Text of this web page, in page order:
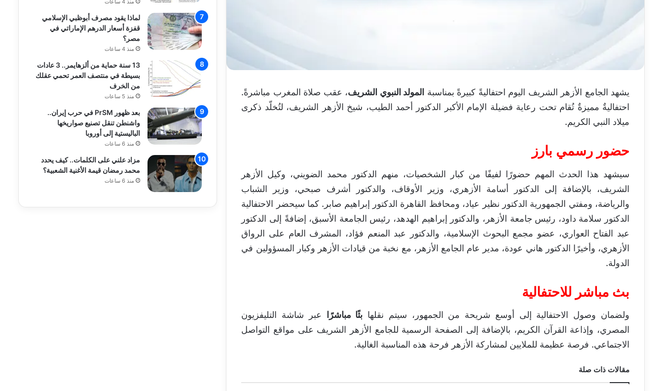
يشهد الجامع الأزهر الشريف اليوم احتفاليةً كبيرةً بمناسبة المولد النبوي الشريف، عقب صلاة المغرب مباشرةً.
احتفاليةٌ مميزةٌ تُقام تحت رعاية فضيلة الإمام الأكبر الدكتور أحمد الطيب، شيخ الأزهر الشريف، لتُخلّد ذكرى
ميلاد النبي الكريم.
حضور رسمي بارز
سيشهد هذا الحدث المهم حضورًا لفيفًا من كبار الشخصيات، منهم الدكتور محمد الضويني، وكيل الأزهر
الشريف، بالإضافة إلى الدكتور أسامة الأزهري، وزير الأوقاف، والدكتور أشرف صبحي، وزير الشباب
والرياضة، ومفتي الجمهورية الدكتور نظير عياد، ومحافظ القاهرة الدكتور إبراهيم صابر. كما سيحضر الاحتفالية
الدكتور سلامة داود، رئيس جامعة الأزهر، والدكتور إبراهيم الهدهد، رئيس الجامعة الأسبق، إضافةً إلى الدكتور
عبد الفتاح العواري، عضو مجمع البحوث الإسلامية، والدكتور عبد المنعم فؤاد، المشرف العام على الرواق
الأزهري، وأخيرًا الدكتور هاني عودة، مدير عام الجامع الأزهر، مع نخبة من قيادات الأزهر وكبار المسؤولين في
الدولة.
بث مباشر للاحتفالية
ولضمان وصول الاحتفالية إلى أوسع شريحة من الجمهور، سيتم نقلها بثًا مباشرًا
عبر شاشة التليفزيون
المصري، وإذاعة القرآن الكريم، بالإضافة إلى الصفحة الرسمية للجامع الأزهر الشريف على مواقع التواصل
الاجتماعي. فرصة عظيمة للملايين لمشاركة الأزهر فرحة هذه المناسبة الغالية.
مقالات ذات صلة
منذ 4 ساعات
لماذا يقود مصرف أبوظبي الإسلامي
قفزة أسعار الدرهم الإماراتي في
مصر؟
منذ 4 ساعات
13 سنة حماية من ألزهايمر.. 3 عادات
بسيطة في منتصف العمر تحمي عقلك
من الخرف
منذ 5 ساعات
بعد ظهور PrSM في حرب إيران..
واشنطن تنقل تصنيع صواريخها
الباليستية إلى أوروبا
منذ 6 ساعات
مزاد علني على الكلمات.. كيف يحدد
محمد رمضان قيمة الأغنية الشعبية؟
منذ 6 ساعات